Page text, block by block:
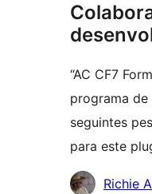
“AC CF7
programa
seguintes
para este
Richie